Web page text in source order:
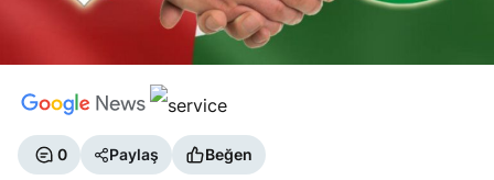
0 Paylaş Beğen